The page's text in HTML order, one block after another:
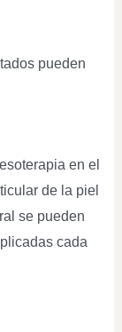
pueden
en el
de la piel
se pueden
cada